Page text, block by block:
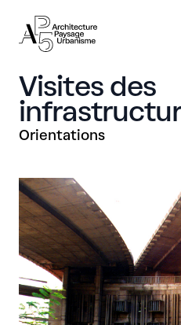
AP5
AP5
Visites des
Orientations